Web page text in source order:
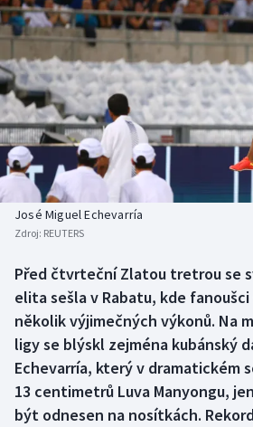
DALŠÍ SPORTY
Americký fotbal
Baseball a softbal
Basketbal
Biatlon
Boby a skeleton
Box
Curling
Dostihy
Florbal
NEPŘEHLÉDNĚTE
Soutěže
Historické návraty
Aplikace ČT sport
AZ kvíz
José Miguel Echevarría
Zdroj: REUTERS
Před čtvrteční Zlatou tretrou se
elita sešla v Rabatu, kde
několik výjimečných výkonů. Na
ligy se blýskl zejména kubánský
Echevarría, který v dramatickém
13 centimetrů Luva Manyongu,
být odnesen na nosítkách.